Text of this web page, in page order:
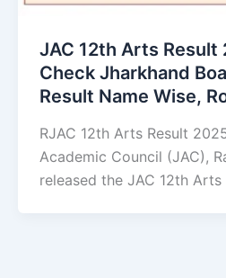
JAC 12th Arts Result
Check Jharkhand
Result Name Wise,
RJAC 12th Arts Result
Academic Council (JAC),
released the JAC 12th